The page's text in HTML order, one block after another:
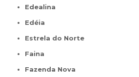
Edealina
Edéia
Estrela do Norte
Faina
Fazenda Nova